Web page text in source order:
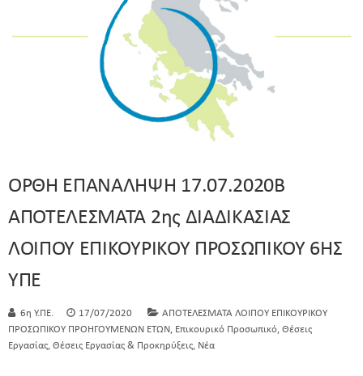
ΟΡΘΗ ΕΠΑΝΑΛΗΨΗ 17.07.2020Β
ΑΠΟΤΕΛΕΣΜΑΤΑ 2ης ΔΙΑΔΙΚΑΣΙΑΣ
ΛΟΙΠΟΥ ΕΠΙΚΟΥΡΙΚΟΥ ΠΡΟΣΩΠΙΚΟΥ 6ΗΣ
ΥΠΕ
6η Υ.ΠΕ. 17/07/2020
ΑΠΟΤΕΛΕΣΜΑΤΑ ΛΟΙΠΟΥ ΕΠΙΚΟΥΡΙΚΟΥ
ΠΡΟΣΩΠΙΚΟΥ ΠΡΟΗΓΟΥΜΕΝΩΝ ΕΤΩΝ Επικουρικό Προσωπικό Θέσεις
Εργασίας Θέσεις Εργασίας & Προκηρύξεις Νέα